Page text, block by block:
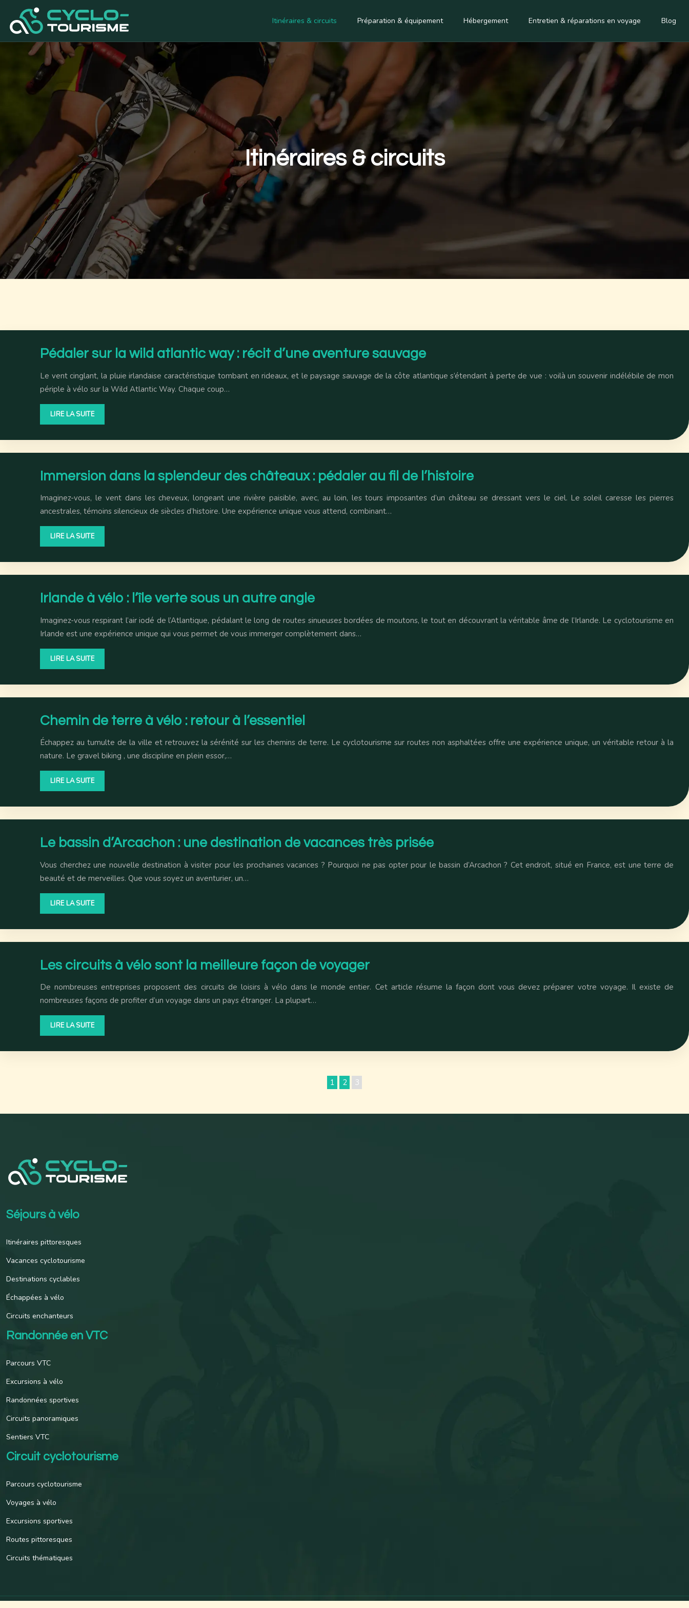
Itinéraires & circuits Préparation & équipement Hébergement Entretien & réparations en voyage Blog
Itinéraires & circuits
Pédaler sur la wild atlantic way : récit d’une aventure sauvage
Le vent cinglant, la pluie irlandaise caractéristique tombant en rideaux, et le paysage sauvage de la côte atlantique s’étendant à perte de vue : voilà un souvenir indélébile de mon
périple à vélo sur la Wild Atlantic Way. Chaque coup…
LIRE LA SUITE
Immersion dans la splendeur des châteaux : pédaler au fil de l’histoire
Imaginez-vous, le vent dans les cheveux, longeant une rivière paisible, avec, au loin, les tours imposantes d’un château se dressant vers le ciel. Le soleil caresse les pierres
ancestrales, témoins silencieux de siècles d’histoire. Une expérience unique vous attend, combinant…
LIRE LA SUITE
Irlande à vélo : l’île verte sous un autre angle
Imaginez-vous respirant l’air iodé de l’Atlantique, pédalant le long de routes sinueuses bordées de moutons, le tout en découvrant la véritable âme de l’Irlande. Le cyclotourisme en
Irlande est une expérience unique qui vous permet de vous immerger complètement dans…
LIRE LA SUITE
Chemin de terre à vélo : retour à l’essentiel
Échappez au tumulte de la ville et retrouvez la sérénité sur les chemins de terre. Le cyclotourisme sur routes non asphaltées offre une expérience unique, un véritable retour à la
nature. Le gravel biking , une discipline en plein essor,…
LIRE LA SUITE
Le bassin d’Arcachon : une destination de vacances très prisée
Vous cherchez une nouvelle destination à visiter pour les prochaines vacances ? Pourquoi ne pas opter pour le bassin d’Arcachon ? Cet endroit, situé en France, est une terre de
beauté et de merveilles. Que vous soyez un aventurier, un…
LIRE LA SUITE
Les circuits à vélo sont la meilleure façon de voyager
De nombreuses entreprises proposent des circuits de loisirs à vélo dans le monde entier. Cet article résume la façon dont vous devez préparer votre voyage. Il existe de
nombreuses façons de profiter d’un voyage dans un pays étranger. La plupart…
LIRE LA SUITE
1 2 3
Séjours à vélo
Itinéraires pittoresques
Vacances cyclotourisme
Destinations cyclables
Échappées à vélo
Circuits enchanteurs
Randonnée en VTC
Parcours VTC
Excursions à vélo
Randonnées sportives
Circuits panoramiques
Sentiers VTC
Circuit cyclotourisme
Parcours cyclotourisme
Voyages à vélo
Excursions sportives
Routes pittoresques
Circuits thématiques